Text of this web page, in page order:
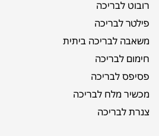
רובוט לבריכה
פילטר לבריכה
משאבה לבריכה ביתית
חימום לבריכה
פסיפס לבריכה
מכשיר מלח לבריכה
צנרת לבריכה